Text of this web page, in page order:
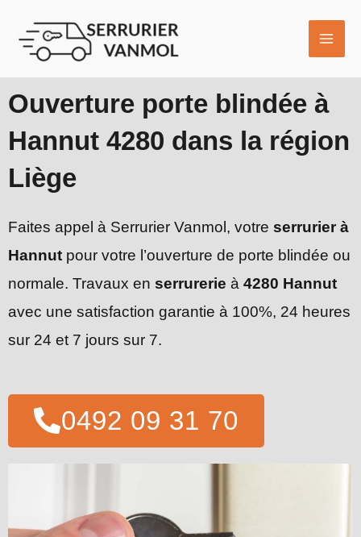
contenu
Ouverture porte blindée à
Hannut 4280 dans la région
Liège
Faites appel à Serrurier Vanmol, votre serrurier à
Hannut pour votre l’ouverture de porte blindée ou
normale. Travaux en serrurerie à 4280 Hannut
avec une satisfaction garantie à 100%, 24 heures
sur 24 et 7 jours sur 7.
0492 09 31 70